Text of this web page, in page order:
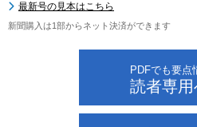
最新号の見本はこちら
新聞購入は1部からネット決済ができます
PDFでも要点
読者専